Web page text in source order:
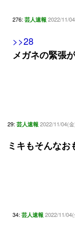
276: 芸人速報 2022/11/
>>28
メガネの緊張
29: 芸人速報 2022/11/04(
ミキもそんなお
34: 芸人速報 2022/11/